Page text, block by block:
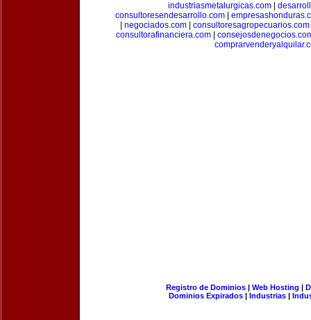
industriasmetalurgicas.com|
consultoresendesarrollo.com
negociados.com consultoresagropecuarios.com
consultorafinanciera.com|
Registro de Dominios| Web Hosting |
Dominios Expirados | Industrias |